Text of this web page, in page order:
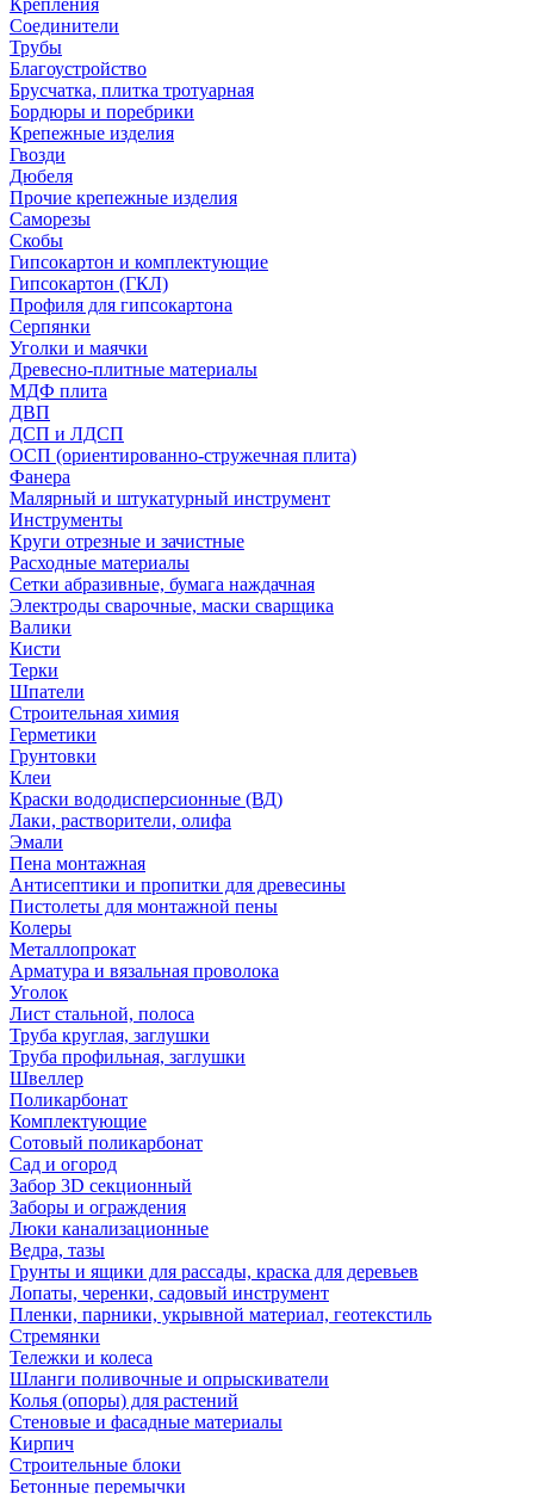
Крепления
Соединители
Трубы
Благоустройство
Брусчатка, плитка тротуарная
Бордюры и поребрики
Крепежные изделия
Гвозди
Дюбеля
Прочие крепежные изделия
Саморезы
Скобы
Гипсокартон и комплектующие
Гипсокартон (ГКЛ)
Профиля для гипсокартона
Серпянки
Уголки и маячки
Древесно-плитные материалы
МДФ плита
ДВП
ДСП и ЛДСП
ОСП (ориентированно-стружечная плита)
Фанера
Малярный и штукатурный инструмент
Инструменты
Круги отрезные и зачистные
Расходные материалы
Сетки абразивные, бумага наждачная
Электроды сварочные, маски сварщика
Валики
Кисти
Терки
Шпатели
Строительная химия
Герметики
Грунтовки
Клеи
Краски вододисперсионные (ВД)
Лаки, растворители, олифа
Эмали
Пена монтажная
Антисептики и пропитки для древесины
Пистолеты для монтажной пены
Колеры
Металлопрокат
Арматура и вязальная проволока
Уголок
Лист стальной, полоса
Труба круглая, заглушки
Труба профильная, заглушки
Швеллер
Поликарбонат
Комплектующие
Сотовый поликарбонат
Сад и огород
Забор 3D секционный
Заборы и ограждения
Люки канализационные
Ведра, тазы
Грунты и ящики для рассады, краска для деревьев
Лопаты, черенки, садовый инструмент
Пленки, парники, укрывной материал, геотекстиль
Стремянки
Тележки и колеса
Шланги поливочные и опрыскиватели
Колья (опоры) для растений
Стеновые и фасадные материалы
Кирпич
Строительные блоки
Бетонные перемычки